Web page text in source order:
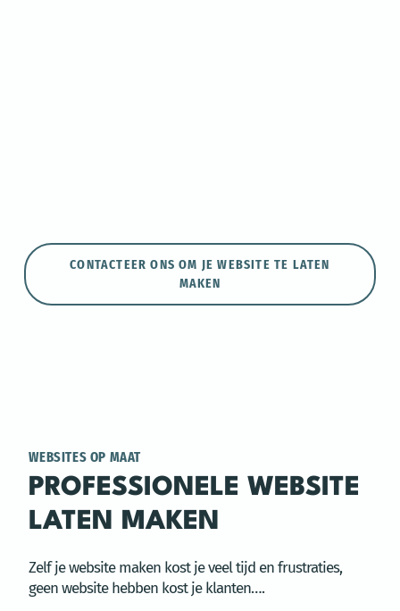
CONTACTEER ONS OM JE WEBSITE TE LATEN
MAKEN
WEBSITES OP MAAT
PROFESSIONELE WEBSITE
LATEN MAKEN
Zelf je website maken kost je veel tijd en frustraties,
geen website hebben kost je klanten….